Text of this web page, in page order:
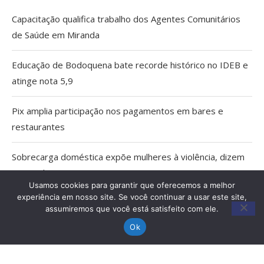
Capacitação qualifica trabalho dos Agentes Comunitários
de Saúde em Miranda
Educação de Bodoquena bate recorde histórico no IDEB e
atinge nota 5,9
Pix amplia participação nos pagamentos em bares e
restaurantes
Sobrecarga doméstica expõe mulheres à violência, dizem
especialistas
MPMS cria unidade para atuar em crimes ambientais e
conflitos fundiários no Pantanal
Usamos cookies para garantir que oferecemos a melhor
experiência em nosso site. Se você continuar a usar este site,
assumiremos que você está satisfeito com ele.
Ok